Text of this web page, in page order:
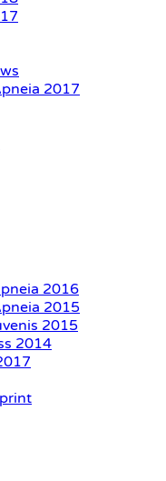
2017
2016
2015
2015
2014